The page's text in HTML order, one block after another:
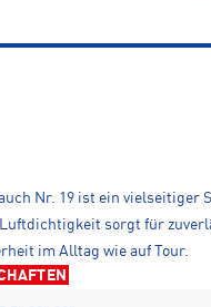
Nr. 19 ist ein
Luftdichtigkeit sorgt für
im Alltag wie auf Tour.